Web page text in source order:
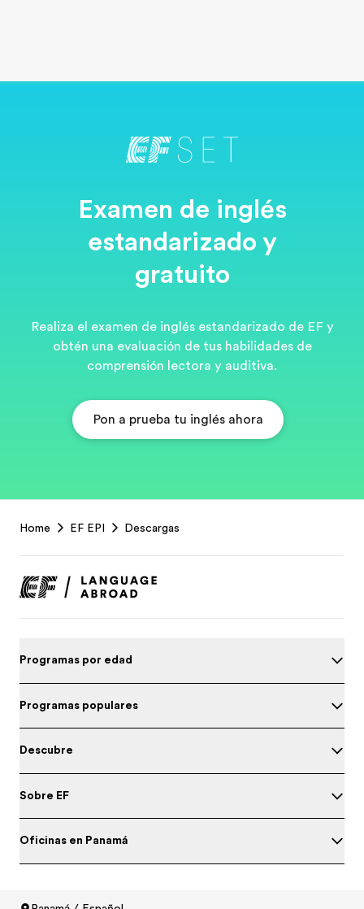
Examen de inglés
estandarizado y
gratuito
Realiza el examen de inglés estandarizado de EF y
obtén una evaluación de tus habilidades de
comprensión lectora y auditiva.
Pon a prueba tu inglés ahora
Footer
Home EF EPI Descargas
Programas por edad
Programas populares
Descubre
Sobre EF
Oficinas en Panamá